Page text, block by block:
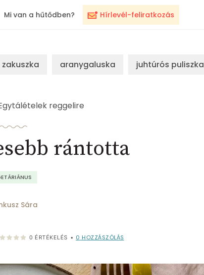
Hírlevél-feliratkozás
Mi van a hűtődben?
zakuszka aranygaluska juhtúrós puliszka
reggelire
rántotta
Sára
0 ÉRTÉKELÉS • 0 HOZZÁSZÓLÁS